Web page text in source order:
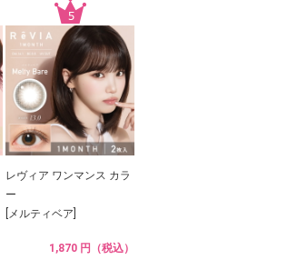
レヴィア ワンマンス カラ
ー
[メルティベア]
1,870 円（税込）